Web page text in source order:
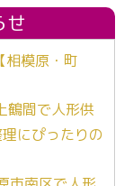
せ
相模原・町
鶴間で人形供
にぴったりの